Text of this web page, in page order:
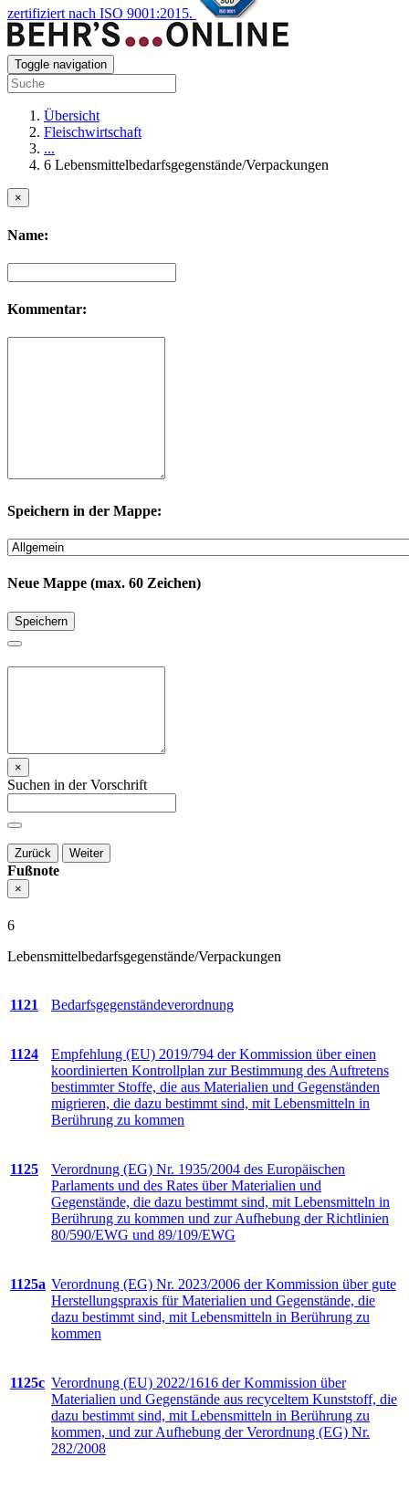
zertifiziert nach ISO 9001:2015.
Toggle navigation
Übersicht
Fleischwirtschaft
...
6 Lebensmittelbedarfsgegenstände/Verpackungen
×
Name:
Kommentar:
Speichern in der Mappe:
Neue Mappe (max. 60 Zeichen)
Speichern
×
Suchen in der Vorschrift
Zurück Weiter
Fußnote
×
6
Lebensmittelbedarfsgegenstände/Verpackungen
1121 Bedarfsgegenstände­­verordnung
1124
Empfehlung (EU) 2019/794 der Kommission über einen
koordinierten Kontrollplan zur Bestimmung des Auftretens
bestimmter Stoffe, die aus Materialien und Gegenständen
migrieren, die dazu bestimmt sind, mit Lebensmitteln in
Berührung zu kommen
1125
Verordnung (EG) Nr. 1935/2004 des Europäischen
Parlaments und des Rates über Materialien und
Gegenstände, die dazu bestimmt sind, mit Lebensmitteln in
Berührung zu kommen und zur Aufhebung der Richtlinien
80/590/EWG und 89/109/EWG
1125a Verordnung (EG) Nr. 2023/2006 der Kommission über gute
Herstellungspraxis für Materialien und Gegenstände, die
dazu bestimmt sind, mit Lebensmitteln in Berührung zu
kommen
1125c Verordnung (EU) 2022/1616 der Kommission über
Materialien und Gegenstände aus recyceltem Kunststoff, die
dazu bestimmt sind, mit Lebensmitteln in Berührung zu
kommen, und zur Aufhebung der Verordnung (EG) Nr.
282/2008